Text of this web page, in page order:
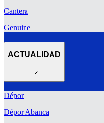
Cantera
Genuine
ACTUALIDAD
Dépor
Dépor Abanca